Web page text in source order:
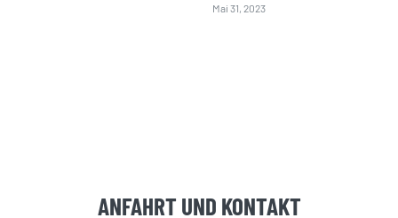
Mai 31, 2023
ANFAHRT UND KONTAKT